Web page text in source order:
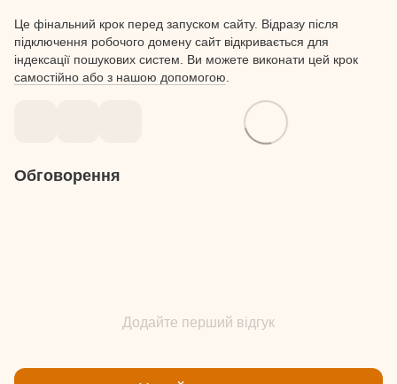
Це фінальний крок перед запуском сайту. Відразу після
підключення робочого домену сайт відкривається для
індексації пошукових систем. Ви можете виконати цей крок
самостійно або з нашою допомогою
Обговорення
Додайте перший відгук